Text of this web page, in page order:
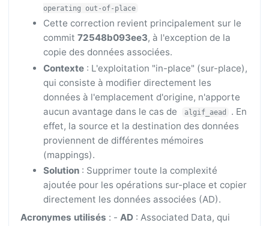
operating out-of-place
Cette correction revient principalement sur le
commit 72548b093ee3, à l'exception de la
copie des données associées.
Contexte: L'exploitation "in-place" (sur-place),
qui consiste à modifier directement les
données à l'emplacement d'origine, n'apporte
aucun avantage dans le cas de
algif_aead
. En
effet, la source et la destination des données
proviennent de différentes mémoires
(mappings).
Solution: Supprimer toute la complexité
ajoutée pour les opérations sur-place et copier
directement les données associées (AD).
Acronymes utilisés : -AD : Associated Data, qui